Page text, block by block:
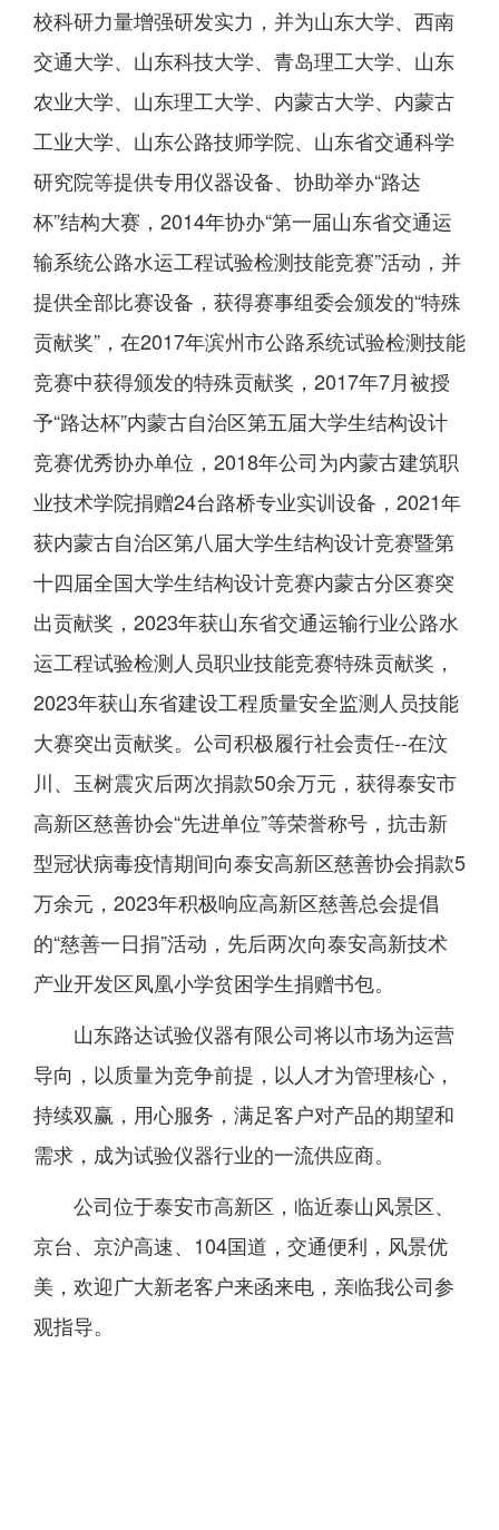
校科研力量增强研发实力，并为山东大学、西南
交通大学、山东科技大学、青岛理工大学、山东
农业大学、山东理工大学、内蒙古大学、内蒙古
工业大学、山东公路技师学院、山东省交通科学
研究院等提供专用仪器设备、协助举办“路达
杯”结构大赛，2014年协办“第一届山东省交通运
输系统公路水运工程试验检测技能竞赛”活动，并
提供全部比赛设备，获得赛事组委会颁发的“特殊
贡献奖”，在2017年滨州市公路系统试验检测技能
竞赛中获得颁发的特殊贡献奖，2017年7月被授
予“路达杯”内蒙古自治区第五届大学生结构设计
竞赛优秀协办单位，2018年公司为内蒙古建筑职
业技术学院捐赠24台路桥专业实训设备，2021年
获内蒙古自治区第八届大学生结构设计竞赛暨第
十四届全国大学生结构设计竞赛内蒙古分区赛突
出贡献奖，2023年获山东省交通运输行业公路水
运工程试验检测人员职业技能竞赛特殊贡献奖，
2023年获山东省建设工程质量安全监测人员技能
大赛突出贡献奖。公司积极履行社会责任--在汶
川、玉树震灾后两次捐款50余万元，获得泰安市
高新区慈善协会“先进单位”等荣誉称号，抗击新
型冠状病毒疫情期间向泰安高新区慈善协会捐款5
万余元，2023年积极响应高新区慈善总会提倡
的“慈善一日捐”活动，先后两次向泰安高新技术
产业开发区凤凰小学贫困学生捐赠书包。
山东路达试验仪器有限公司将以市场为运营
导向，以质量为竞争前提，以人才为管理核心，
持续双赢，用心服务，满足客户对产品的期望和
需求，成为试验仪器行业的一流供应商。
公司位于泰安市高新区，临近泰山风景区、
京台、京沪高速、104国道，交通便利，风景优
美，欢迎广大新老客户来函来电，亲临我公司参
观指导。